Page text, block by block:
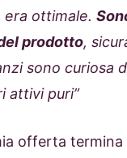
era ottimale.
prodotto,
sono curiosa
attivi puri”
offerta termina